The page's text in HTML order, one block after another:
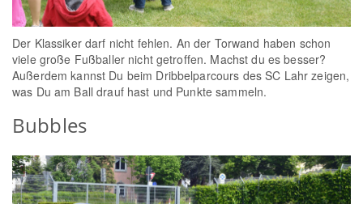
Der Klassiker darf nicht fehlen. An der Torwand haben schon
viele große Fußballer nicht getroffen. Machst du es besser?
Außerdem kannst Du beim Dribbelparcours des SC Lahr zeigen,
was Du am Ball drauf hast und Punkte sammeln.
Bubbles